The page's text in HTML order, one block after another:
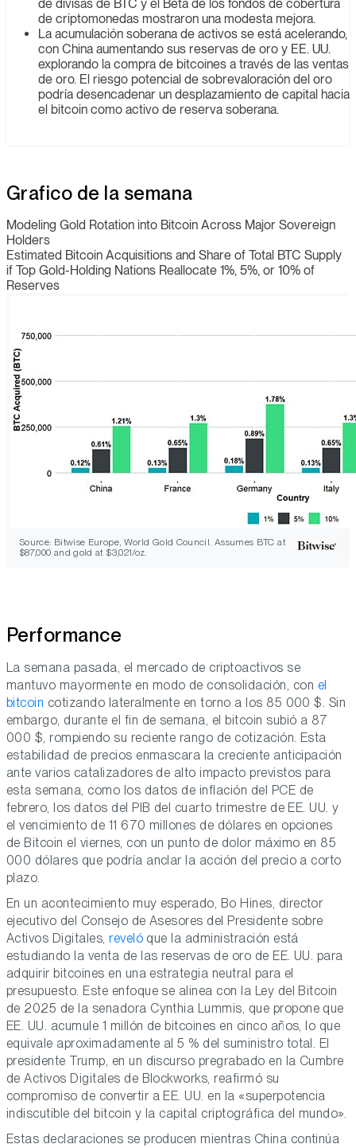
de divisas de BTC y el Beta de los fondos de cobertura
de criptomonedas mostraron una modesta mejora.
La acumulación soberana de activos se está acelerando,
con China aumentando sus reservas de oro y EE. UU.
explorando la compra de bitcoines a través de las ventas
de oro. El riesgo potencial de sobrevaloración del oro
podría desencadenar un desplazamiento de capital hacia
el bitcoin como activo de reserva soberana.
Grafico de la semana
Modeling Gold Rotation into Bitcoin Across Major Sovereign
Holders
Estimated Bitcoin Acquisitions and Share of Total BTC Supply
if Top Gold-Holding Nations Reallocate 1%, 5%, or 10% of
Reserves
Source: Bitwise Europe, World Gold Council. Assumes BTC at
$87,000 and gold at $3,021/oz.
Performance
La semana pasada, el mercado de criptoactivos se
mantuvo mayormente en modo de consolidación, con el
bitcoin cotizando lateralmente en torno a los 85 000 $. Sin
embargo, durante el fin de semana, el bitcoin subió a 87
000 $, rompiendo su reciente rango de cotización. Esta
estabilidad de precios enmascara la creciente anticipación
ante varios catalizadores de alto impacto previstos para
esta semana, como los datos de inflación del PCE de
febrero, los datos del PIB del cuarto trimestre de EE. UU. y
el vencimiento de 11 670 millones de dólares en opciones
de Bitcoin el viernes, con un punto de dolor máximo en 85
000 dólares que podría anclar la acción del precio a corto
plazo.
En un acontecimiento muy esperado, Bo Hines, director
ejecutivo del Consejo de Asesores del Presidente sobre
Activos Digitales,reveló que la administración está
estudiando la venta de las reservas de oro de EE. UU. para
adquirir bitcoines en una estrategia neutral para el
presupuesto. Este enfoque se alinea con la Ley del Bitcoin
de 2025 de la senadora Cynthia Lummis, que propone que
EE. UU. acumule 1 millón de bitcoines en cinco años, lo que
equivale aproximadamente al 5 % del suministro total. El
presidente Trump, en un discurso pregrabado en la Cumbre
de Activos Digitales de Blockworks, reafirmó su
compromiso de convertir a EE. UU. en la «superpotencia
indiscutible del bitcoin y la capital criptográfica del mundo».
Estas declaraciones se producen mientras China continúa